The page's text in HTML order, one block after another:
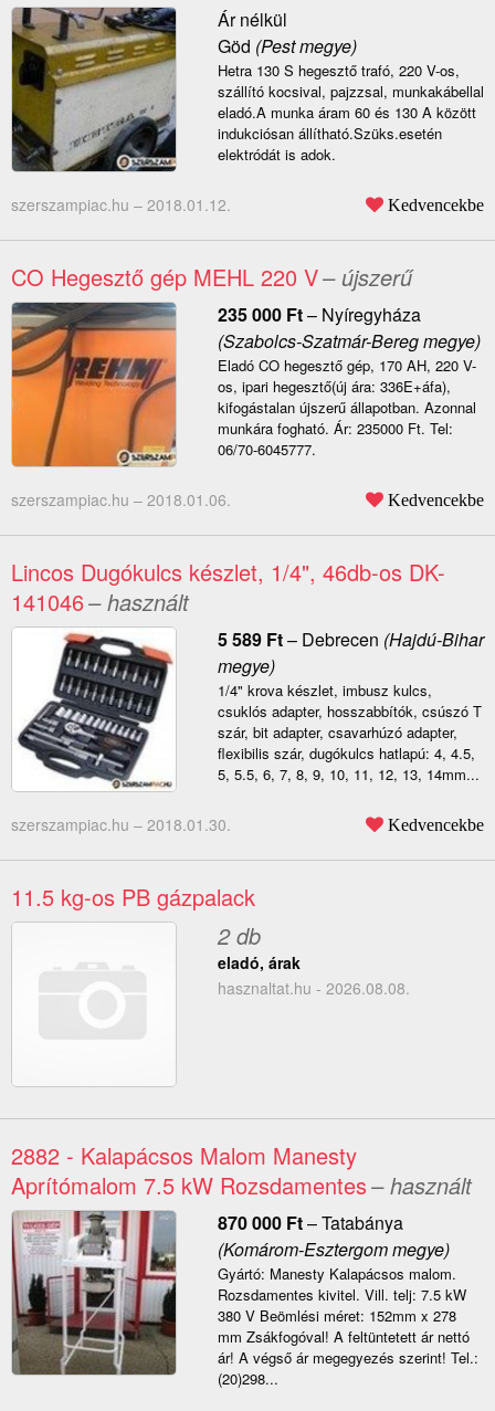
Ár nélkül
Göd (Pest megye)
Hetra 130 S hegesztő trafó, 220 V-os,
szállító kocsival, pajzzsal, munkakábellal
eladó.A munka áram 60 és 130 A között
indukciósan állítható.Szüks.esetén
elektródát is adok.
szerszampiac.hu – 2018.01.12. Kedvencekbe
CO Hegesztő gép MEHL 220 V– újszerű
235 000 Ft– Nyíregyháza
(Szabolcs-Szatmár-Bereg megye)
Eladó CO hegesztő gép, 170 AH, 220 V-
os, ipari hegesztő(új ára: 336E+áfa),
kifogástalan újszerű állapotban. Azonnal
munkára fogható. Ár: 235000 Ft. Tel:
06/70-6045777.
szerszampiac.hu – 2018.01.06. Kedvencekbe
Lincos Dugókulcs készlet, 1/4", 46db-os DK-
141046– használt
5 589 Ft– Debrecen (Hajdú-Bihar
megye)
1/4" krova készlet, imbusz kulcs,
csuklós adapter, hosszabbítók, csúszó T
szár, bit adapter, csavarhúzó adapter,
flexibilis szár, dugókulcs hatlapú: 4, 4.5,
5, 5.5, 6, 7, 8, 9, 10, 11, 12, 13, 14mm...
szerszampiac.hu – 2018.01.30. Kedvencekbe
11.5 kg-os PB gázpalack
2 db
eladó, árak
hasznaltat.hu - 2026.08.08.
2882 - Kalapácsos Malom Manesty
Aprítómalom 7.5 kW Rozsdamentes– használt
870 000 Ft–Tatabánya
(Komárom-Esztergom megye)
Gyártó: Manesty Kalapácsos malom.
Rozsdamentes kivitel. Vill. telj: 7.5 kW
380 V Beömlési méret: 152mm x 278
mm Zsákfogóval! A feltüntetett ár nettó
ár! A végső ár megegyezés szerint! Tel.:
(20)298...